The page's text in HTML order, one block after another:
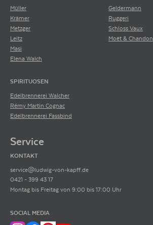
Müller
Krämer
Metzger
Leitz
Masi
Elena Walch
Geldermann
Ruggeri
Schloss Vaux
Moët & Chandon
SPIRITUOSEN
Edelbrennerei Walcher
Rémy Martin Cognac
Edelbrennerei Fassbind
Service
KONTAKT
service@ludwig-von-kapff.de
0421 - 399 43 17
Montag bis Freitag von 9:00 bis 17:00 Uhr
SOCIAL MEDIA